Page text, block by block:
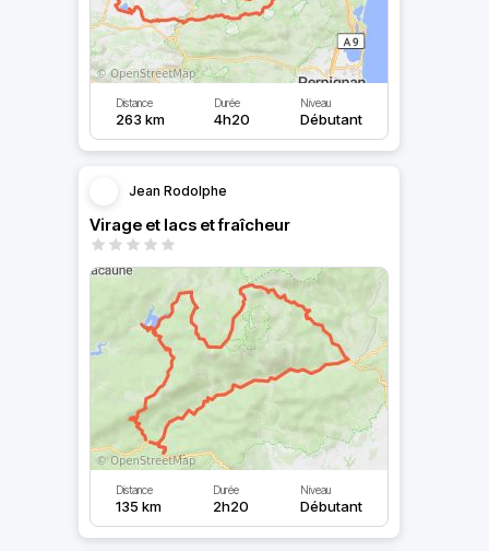
Distance
263 km
Durée
4h20
Niveau
Débutant
Jean Rodolphe
Virage et lacs et fraîcheur
Distance
135 km
Durée
2h20
Niveau
Débutant